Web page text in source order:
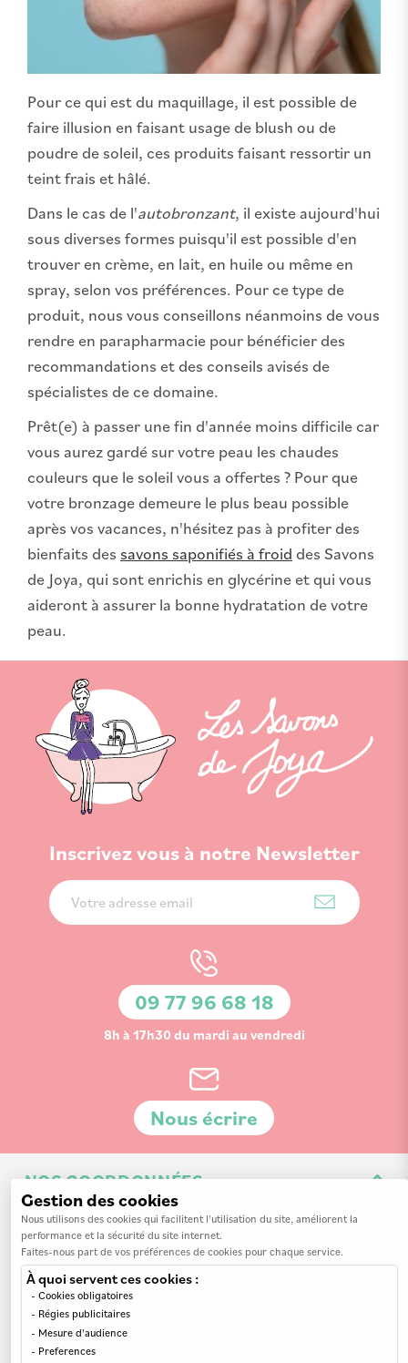
Pour ce qui est du maquillage, il est possible de
faire illusion en faisant usage de blush ou de
poudre de soleil, ces produits faisant ressortir un
teint frais et hâlé.
Dans le cas de l'autobronzant, il existe aujourd'hui
sous diverses formes puisqu'il est possible d'en
trouver en crème, en lait, en huile ou même en
spray, selon vos préférences. Pour ce type de
produit, nous vous conseillons néanmoins de vous
rendre en parapharmacie pour bénéficier des
recommandations et des conseils avisés de
spécialistes de ce domaine.
Prêt(e) à passer une fin d'année moins difficile car
vous aurez gardé sur votre peau les chaudes
couleurs que le soleil vous a offertes ? Pour que
votre bronzage demeure le plus beau possible
après vos vacances, n'hésitez pas à profiter des
bienfaits des savons saponifiés à froid des Savons
de Joya, qui sont enrichis en glycérine et qui vous
aideront à assurer la bonne hydratation de votre
peau.
Inscrivez vous à notre Newsletter
Inscription
à
09 77 96 68 18
8h à 17h30 du mardi au vendredi
Nous écrire
NOS COORDONNÉES
3 Av. de la 3ème Division d'Infanterie Britannique
14200 Hérouville-Saint-Clair
INFORMATIONS
Gestion des cookies
Nous utilisons des cookies qui facilitent l'utilisation du site, améliorent la
performance et la sécurité du site internet.
Faites-nous part de vos préférences de cookies pour chaque service.
À quoi servent ces cookies :
Cookies obligatoires
Régies publicitaires
Mesure d'audience
Preferences